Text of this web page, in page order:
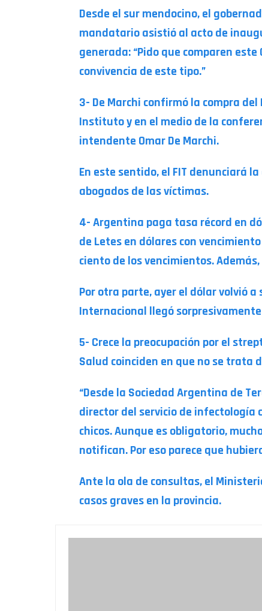
Desde el sur mendocino, el
mandatario asistió al acto de
generada: “Pido que comparen
convivencia de este tipo.”
3- De Marchi confirmó la compra
Instituto y en el medio de la
intendente Omar De Marchi.
En este sentido, el FIT denunciará
abogados de las víctimas.
4- Argentina paga tasa récord en
de Letes en dólares con
ciento de los vencimientos.
Por otra parte, ayer el dólar volvió
Internacional llegó
5- Crece la preocupación por el
Salud coinciden en que no se trata
“Desde la Sociedad Argentina de
director del servicio de infectología
chicos. Aunque es obligatorio,
notifican. Por eso parece que
Ante la ola de consultas, el
casos graves en la provincia.